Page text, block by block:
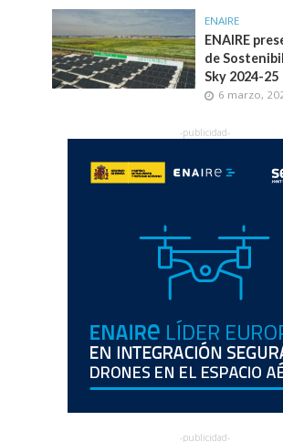
ENAIRE
ENAIRE
de
Sky 2024-25
6 marzo,